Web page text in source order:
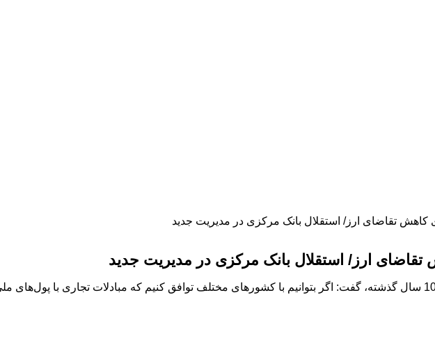
کاهش تقاضای ارز/ استقلال بانک مرکزی در مدیریت جدید
تقاضای ارز/ استقلال بانک مرکزی در مدیریت جدید
کارشناس اقتصادی با اشاره به بهبود شرایط مالیاتی کشور نسبت به 10 سال گذشته، گفت: اگر بتوانیم با کشورهای مختلف توافق کنیم که مبادلات